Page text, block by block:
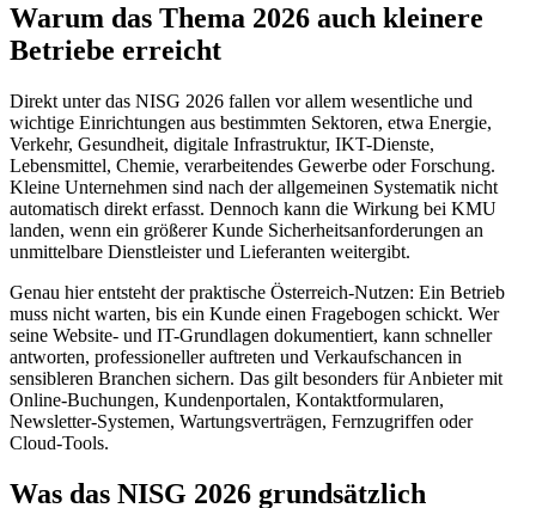
Warum das Thema 2026 auch kleinere
Betriebe erreicht
Direkt unter das NISG 2026 fallen vor allem wesentliche und
wichtige Einrichtungen aus bestimmten Sektoren, etwa Energie,
Verkehr, Gesundheit, digitale Infrastruktur, IKT-Dienste,
Lebensmittel, Chemie, verarbeitendes Gewerbe oder Forschung.
Kleine Unternehmen sind nach der allgemeinen Systematik nicht
automatisch direkt erfasst. Dennoch kann die Wirkung bei KMU
landen, wenn ein größerer Kunde Sicherheitsanforderungen an
unmittelbare Dienstleister und Lieferanten weitergibt.
Genau hier entsteht der praktische Österreich-Nutzen: Ein Betrieb
muss nicht warten, bis ein Kunde einen Fragebogen schickt. Wer
seine Website- und IT-Grundlagen dokumentiert, kann schneller
antworten, professioneller auftreten und Verkaufschancen in
sensibleren Branchen sichern. Das gilt besonders für Anbieter mit
Online-Buchungen, Kundenportalen, Kontaktformularen,
Newsletter-Systemen, Wartungsverträgen, Fernzugriffen oder
Cloud-Tools.
Was das NISG 2026 grundsätzlich